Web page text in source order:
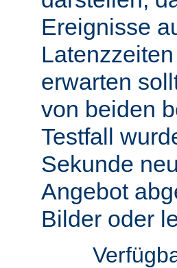
Ereignisse
erwarten
von beiden
Testfall
Sekunde
Angebot
Bilder oder